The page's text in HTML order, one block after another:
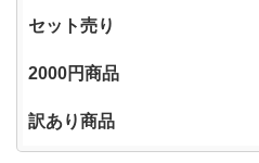
セット売り
2000円商品
訳あり商品